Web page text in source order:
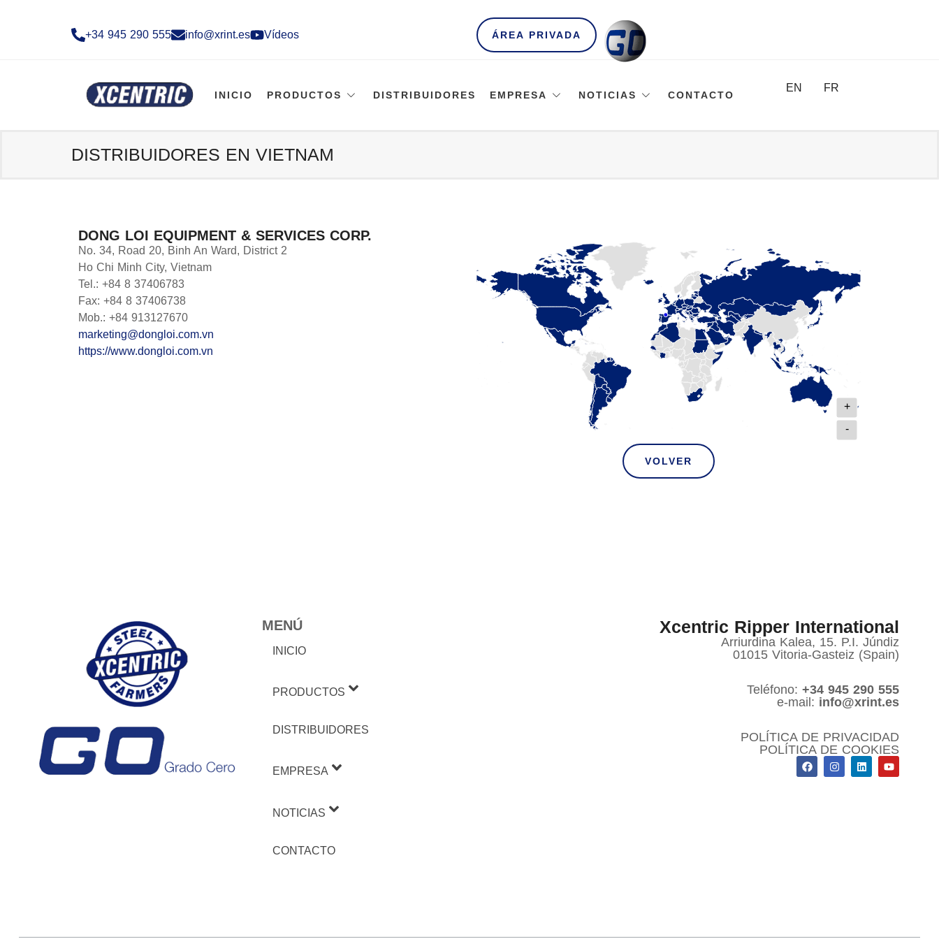
+34 945 290 555​ info@xrint.es Vídeos ÁREA PRIVADA
INICIO PRODUCTOS DISTRIBUIDORES EMPRESA NOTICIAS CONTACTO
EN FR
DISTRIBUIDORES EN VIETNAM
DONG LOI EQUIPMENT & SERVICES CORP.
No. 34, Road 20, Binh An Ward, District 2
Ho Chi Minh City, Vietnam
Tel.: +84 8 37406783
Fax: +84 8 37406738
Mob.: +84 913127670
marketing@dongloi.com.vn
https://www.dongloi.com.vn
+
-
VOLVER
MENÚ
INICIO
PRODUCTOS
DISTRIBUIDORES
EMPRESA
NOTICIAS
CONTACTO
Xcentric Ripper International
Arriurdina Kalea, 15. P.I. Júndiz
01015 Vitoria-Gasteiz (Spain)
Teléfono: +34 945 290 555
e-mail: info@xrint.es
POLÍTICA DE PRIVACIDAD
POLÍTICA DE COOKIES